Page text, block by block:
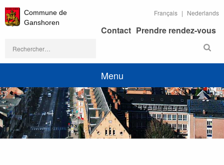
Commune de
Ganshoren
Français Nederlands
Prendre rendez-vous
Contact
Rechercher :
Menu